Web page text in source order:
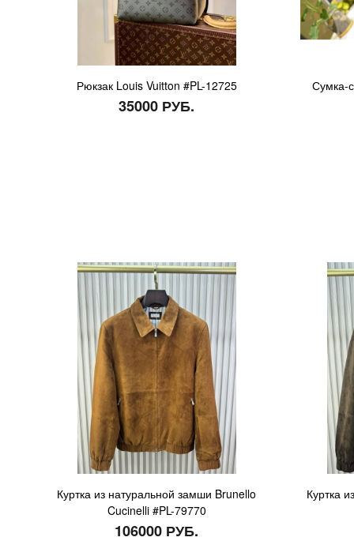
Рюкзак Louis Vuitton #PL-12725
35000 РУБ.
Сумка-
Куртка из натуральной замши Brunello
Cucinelli #PL-79770
106000 РУБ.
Куртка